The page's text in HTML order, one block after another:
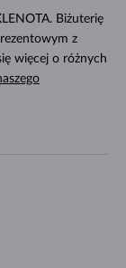
Biżuterię
z
więcej o różnych